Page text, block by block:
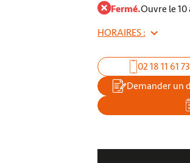
Fermé.Ouvre le
HORAIRES :
02 18 11 61 73
Demander un